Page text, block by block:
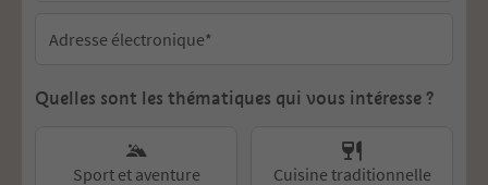
Adresse électronique*
Quelles sont les thématiques qui vous intéresse ?
Sport et aventure
Cuisine traditionnelle